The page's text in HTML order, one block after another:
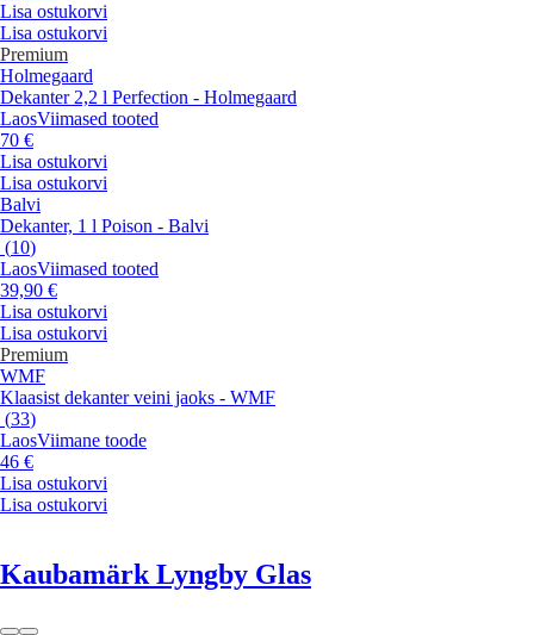
Lisa ostukorvi
Lisa ostukorvi
Premium
Holmegaard
Dekanter 2,2 l Perfection - Holmegaard
LaosViimased tooted
70 €
Lisa ostukorvi
Lisa ostukorvi
Balvi
Dekanter, 1 l Poison - Balvi
(10)
LaosViimased tooted
39,90 €
Lisa ostukorvi
Lisa ostukorvi
Premium
WMF
Klaasist dekanter veini jaoks - WMF
(33)
LaosViimane toode
46 €
Lisa ostukorvi
Lisa ostukorvi
Kaubamärk Lyngby Glas